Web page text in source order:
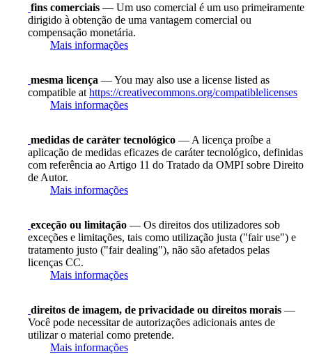
fins comerciais — Um uso comercial é um uso primeiramente
dirigido à obtenção de uma vantagem comercial ou
compensação monetária.
Mais informações
mesma licença — You may also use a license listed as
compatible at https://creativecommons.org/compatiblelicenses
Mais informações
medidas de caráter tecnológico — A licença proíbe a
aplicação de medidas eficazes de caráter tecnológico, definidas
com referência ao Artigo 11 do Tratado da OMPI sobre Direito
de Autor.
Mais informações
exceção ou limitação — Os direitos dos utilizadores sob
exceções e limitações, tais como utilização justa ("fair use") e
tratamento justo ("fair dealing"), não são afetados pelas
licenças CC.
Mais informações
direitos de imagem, de privacidade ou direitos morais —
Você pode necessitar de autorizações adicionais antes de
utilizar o material como pretende.
Mais informações